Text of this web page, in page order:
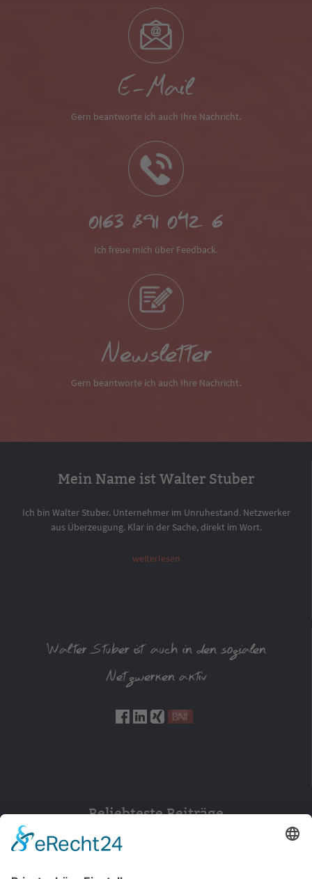
E-Mail
Gern beantworte ich auch Ihre Nachricht.
0163 891 042 6
Ich freue mich über Feedback.
Newsletter
Gern beantworte ich auch Ihre Nachricht.
Mein Name ist Walter Stuber
Ich bin Walter Stuber. Unternehmer im Unruhestand. Netzwerker
aus Überzeugung. Klar in der Sache, direkt im Wort.
weiterlesen
Walter Stuber ist auch in den sozialen
Netzwerken aktiv
Beliebteste Beiträge